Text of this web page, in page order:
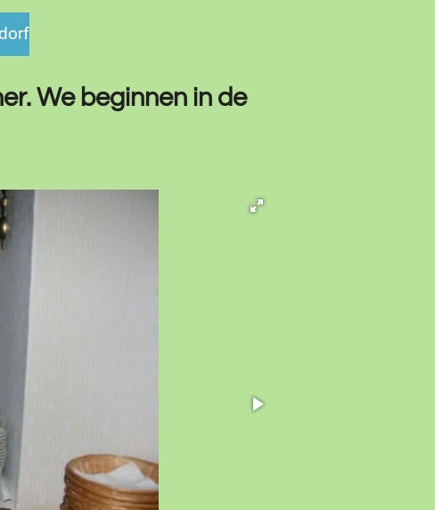
We beginnen in de